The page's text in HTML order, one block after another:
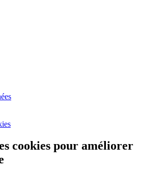
cookies pour améliorer